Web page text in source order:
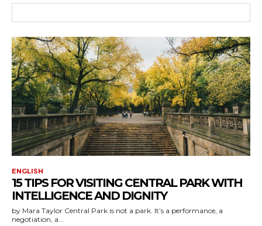
ENGLISH
15 TIPS FOR VISITING CENTRAL PARK WITH
INTELLIGENCE AND DIGNITY
by Mara Taylor Central Park is not a park. It’s a performance, a
negotiation, a...